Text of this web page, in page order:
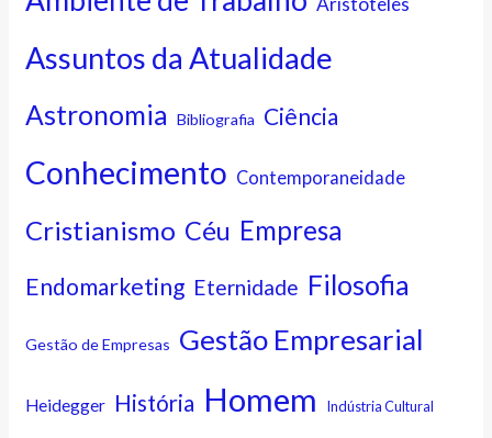
Assuntos da Atualidade
Astronomia Bibliografia Ciência
Conhecimento Contemporaneidade
Cristianismo Céu Empresa
Endomarketing Eternidade Filosofia
Gestão de Empresas Gestão Empresarial
Heidegger História Homem Indústria Cultural